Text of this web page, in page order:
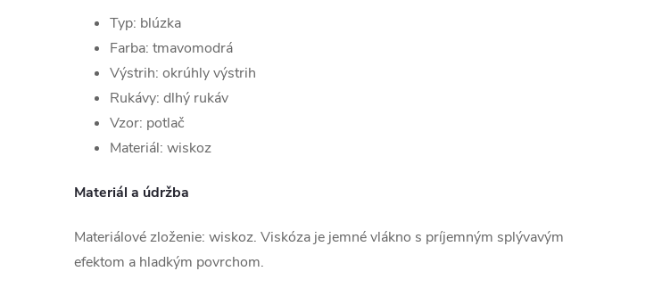
Typ: blúzka
Farba: tmavomodrá
Výstrih: okrúhly výstrih
Rukávy: dlhý rukáv
Vzor: potlač
Materiál: wiskoz
Materiál a údržba
Materiálové zloženie: wiskoz. Viskóza je jemné vlákno s príjemným splývavým
efektom a hladkým povrchom.